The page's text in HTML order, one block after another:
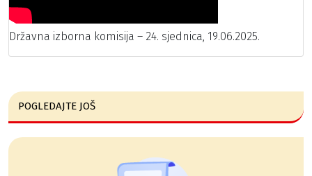
Državna izborna komisija – 24. sjednica, 19.06.2025.
POGLEDAJTE JOŠ